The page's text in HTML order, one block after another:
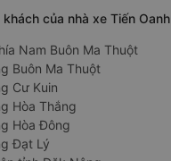
của nhà xe Tiến Oanh
Nam Buôn Ma Thuột
Buôn Ma Thuột
Cư Kuin
Hòa Thắng
Hòa Đông
Đạt Lý